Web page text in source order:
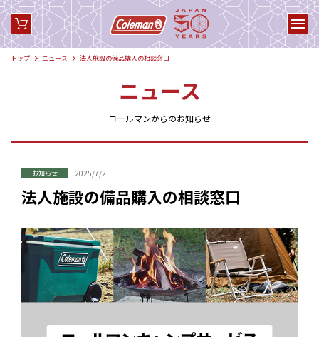
トップ ニュース 法人施設の備品購入の相談窓口
ニュース
コールマンからのお知らせ
お知らせ 2025/7/2
法人施設の備品購入の相談窓口